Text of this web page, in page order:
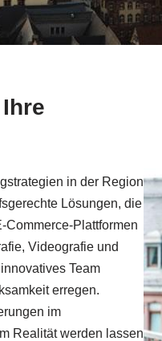
in der Region
Lösungen, die
Commerce-Plattformen
Videografie und
Team
erregen.
im
Realität werden lassen